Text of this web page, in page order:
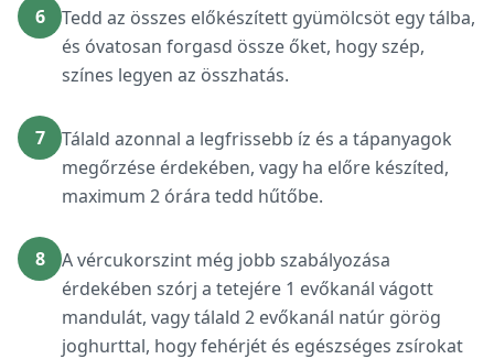
6
Tedd az összes előkészített gyümölcsöt egy tálba,
és óvatosan forgasd össze őket, hogy szép,
színes legyen az összhatás.
7
Tálald azonnal a legfrissebb íz és a tápanyagok
megőrzése érdekében, vagy ha előre készíted,
maximum 2 órára tedd hűtőbe.
8
A vércukorszint még jobb szabályozása
érdekében szórj a tetejére 1 evőkanál vágott
mandulát, vagy tálald 2 evőkanál natúr görög
joghurttal, hogy fehérjét és egészséges zsírokat